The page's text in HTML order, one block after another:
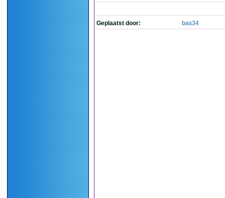
Geplaatst door: bas34